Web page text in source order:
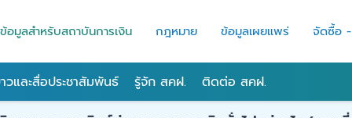
ข้อมูลสำหรับสถาบันการเงิน กฎหมาย ข้อมูลเผยแพร่ จัดซื้อ
วและสื่อประชาสัมพันธ์ รู้จัก สคฝ. ติดต่อ สคฝ.